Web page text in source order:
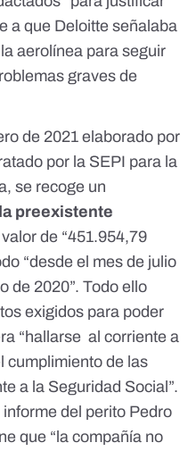
a que Deloitte señalaba
aerolínea para seguir
graves de
de 2021 elaborado por
por la SEPI para la
se recoge un
preexistente
valor de “451.954,79
“desde el mes de julio
de 2020”. Todo ello
exigidos para poder
“hallarse al corriente a
cumplimiento de las
a la Seguridad Social”.
del perito Pedro
que “la compañía no